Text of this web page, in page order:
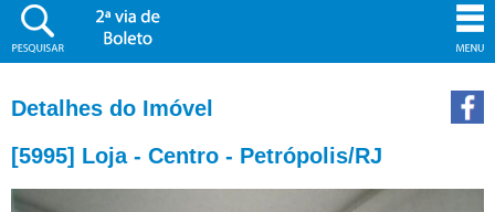
Detalhes do Imóvel
[5995] Loja - Centro - Petrópolis/RJ